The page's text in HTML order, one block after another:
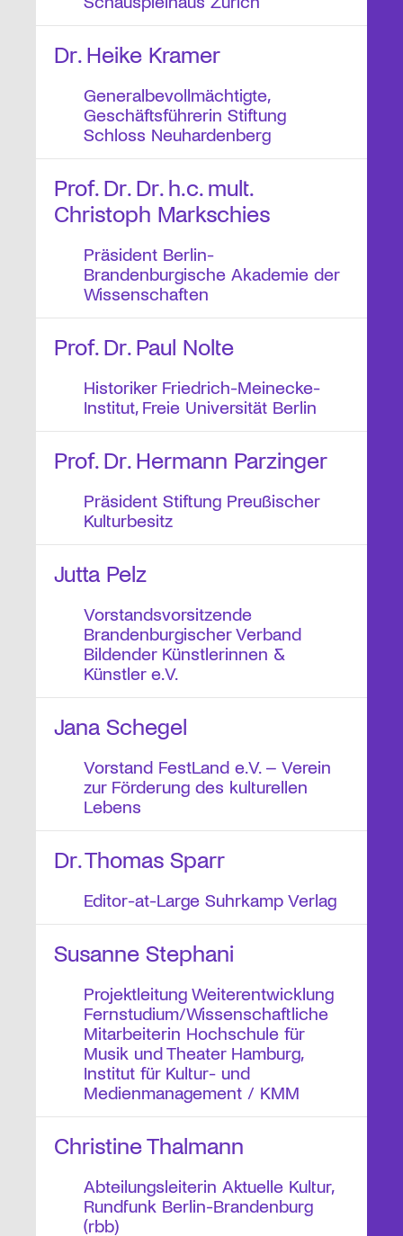
Dr. Heike Kramer
Generalbevollmächtigte,
Geschäftsführerin Stiftung
Schloss Neuhardenberg
Prof. Dr. Dr. h.c. mult.
Christoph Markschies
Präsident Berlin-
Brandenburgische Akademie der
Wissenschaften
Prof. Dr. Paul Nolte
Historiker Friedrich-Meinecke-
Institut, Freie Universität Berlin
Prof. Dr. Hermann Parzinger
Präsident Stiftung Preußischer
Kulturbesitz
Jutta Pelz
Vorstandsvorsitzende
Brandenburgischer Verband
Bildender Künstlerinnen &
Künstler e.V.
Jana Schegel
Vorstand FestLand e.V. – Verein
zur Förderung des kulturellen
Lebens
Dr. Thomas Sparr
Editor-at-Large Suhrkamp Verlag
Susanne Stephani
Projektleitung Weiterentwicklung
Fernstudium/Wissenschaftliche
Mitarbeiterin Hochschule für
Musik und Theater Hamburg,
Institut für Kultur- und
Medienmanagement / KMM
Christine Thalmann
Abteilungsleiterin Aktuelle Kultur,
Rundfunk Berlin-Brandenburg
(rbb)